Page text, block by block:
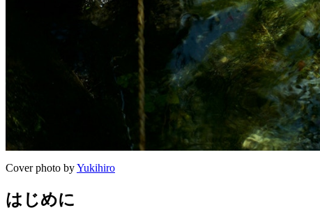
Cover photo byYukihiro
はじめに